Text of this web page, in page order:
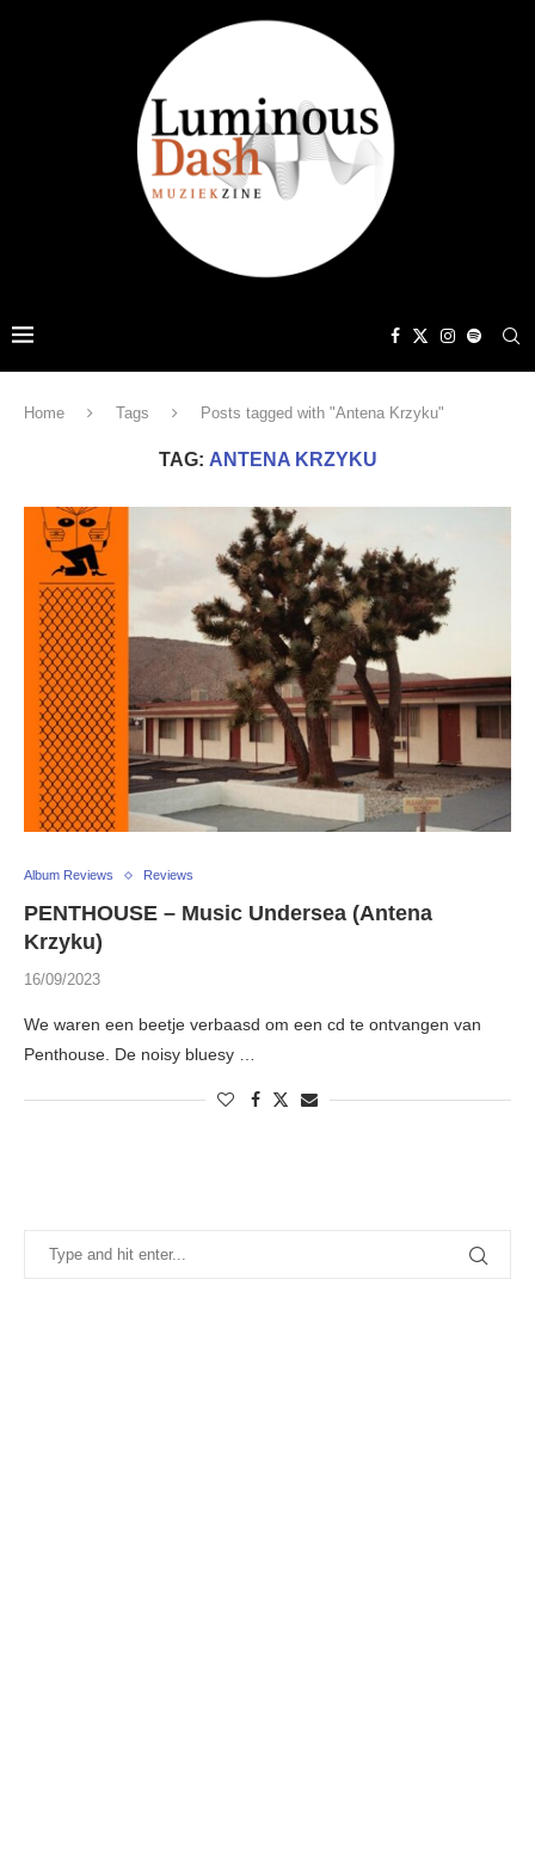
Home Tags Posts tagged with "Antena Krzyku"
TAG: ANTENA KRZYKU
Album Reviews Reviews
PENTHOUSE – Music Undersea (Antena
Krzyku)
16/09/2023
We waren een beetje verbaasd om een cd te ontvangen van
Penthouse. De noisy bluesy …